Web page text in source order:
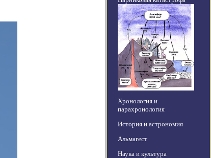
Хронология и
парахронология
История и астрономия
Альмагест
Наука и культура